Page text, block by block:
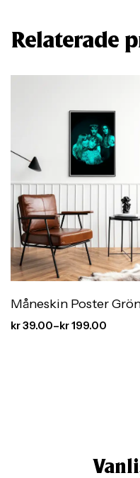
Relaterade
Måneskin Poster
kr39.00–kr199.00